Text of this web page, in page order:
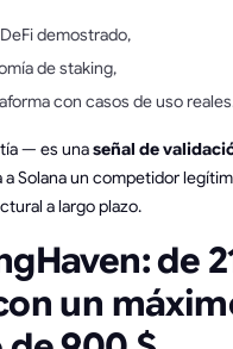
demostrado,
de staking,
con casos de uso
— es unaseñal de
Solana un competidor
a largo plazo.
de
un